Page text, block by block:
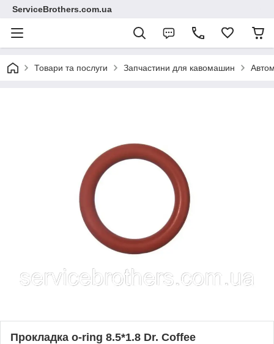
ServiceBrothers.com.ua
Товари та послуги Запчастини для кавомашин
Прокладка o-ring 8.5*1.8 Dr. Coffee